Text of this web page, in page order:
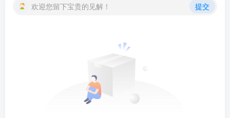
欢迎您留下宝贵的见解！ 提交